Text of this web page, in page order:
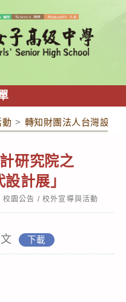
> 轉知財團法人台灣設計
研究院之
計展」
校園公告 / 校外宣導與活動
下載